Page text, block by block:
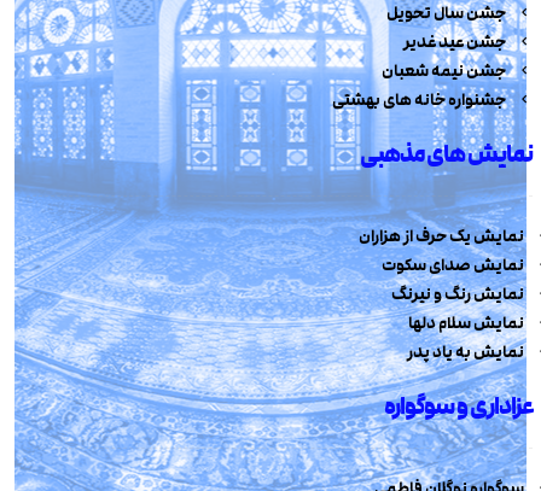
جشن سال تحویل
جشن عید غدیر
جشن نیمه شعبان
جشنواره خانه های بهشتی
نمایش های مذهبی
نمایش یک حرف از هزاران
نمایش صدای سکوت
نمایش رنگ و نیرنگ
نمایش سلام دلها
نمایش به یاد پدر
عزاداری و سوگواره